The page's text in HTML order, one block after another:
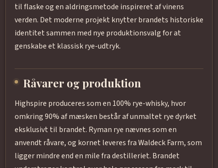
til flaske og en aldringsmetode inspireret af vinens
verden. Det moderne projekt knytter brandets historiske
identitet sammen med nye produktionsvalg for at
genskabe et klassisk rye-udtryk.
Råvarer og produktion
Highspire produceres som en 100% rye-whisky, hvor
omkring 90% af mæsken består af unmaltet rye dyrket
eksklusivt til brandet. Ryman rye nævnes som en
anvendt råvare, og kornet leveres fra Waldeck Farm, som
ligger mindre end en mile fra destilleriet. Brandet